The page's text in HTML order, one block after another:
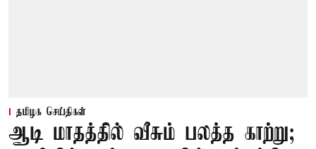
தமிழக செய்திகள்
ஆடி மாதத்தில் வீசும் பலத்த காற்று;